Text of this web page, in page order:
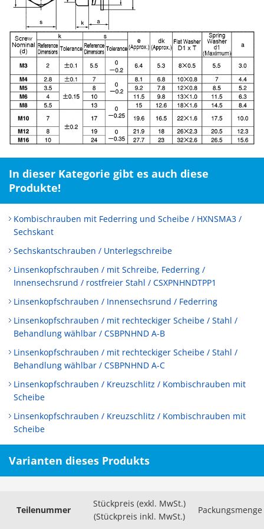
In dieser Kategorie gibt es auch diese
Produkte!
Kombischrauben mit Federring und Scheibe / HXNSMA3 /
Sechskant
Sechskantschrauben / Unterlegschreibe
Linsenkopfschrauben / mit Schreibe, Federring /
Innensechsrund / rostfreier Stahl / CSXPNHNDTPP1
Linsenkopfschrauben / Innensechsrund / Federring
Linsenkopfschrauben / mit rechteckiger Scheibe / Stahl /
Behandlung wählbar / CSBPNHND A-B
Linsenkopfschrauben / mit rechteckiger Scheibe / Stahl /
Behandlung wählbar / CSBPNHND A-C
Linsenkopfschrauben / Kreuzschlitz / Kombischrauben mit
Scheibe
Linsenkopfschrauben / Kreuzschlitz / Kombischrauben mit
Scheibe
Varianten dieses Produkts
Teilenummer
Stückpreis (exkl. MwSt.)
(Stückpreis inkl. MwSt.)
Packungsmenge